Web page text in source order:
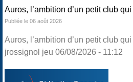
Auros, l’ambition d’un petit club
Publiée le 06 août 2026
Auros, l’ambition d’un petit club
jrossignol jeu 06/08/2026 - 11:12